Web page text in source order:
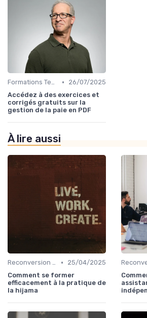
Formations Techniques et Spécialisées •
26/07/2025
Accédez à des exercices et
corrigés gratuits sur la
gestion de la paie en PDF
À lire aussi
Reconversion et Montée en Compétences •
25/04/2025
Comment se former
efficacement à la pratique de
la hijama